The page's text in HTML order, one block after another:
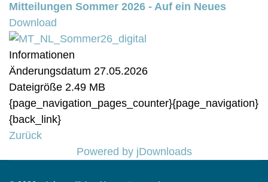
Mitteilungen Sommer 2026 - Auf ein Neues
Download
Informationen
Änderungsdatum 27.05.2026
Dateigröße 2.49 MB
{page_navigation_pages_counter}{page_navigation}
{back_link}
Zurück
Powered by jDownloads